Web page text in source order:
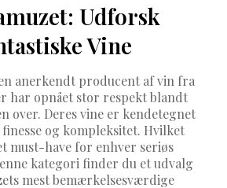
Udforsk
Vine
anerkendt producent af vin fra
har opnået stor respekt blandt
over. Deres vine er kendetegnet
og kompleksitet. Hvilket
must-have for enhver seriøs
kategori finder du et udvalg
mest bemærkelsesværdige